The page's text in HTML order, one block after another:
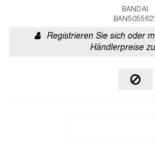
BANDAI
BAN5055621
Registrieren Sie sich oder
Händlerpreise